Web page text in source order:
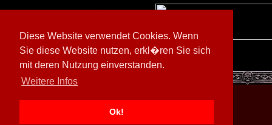
Diese Website verwendet Cookies. Wenn
Sie diese Website nutzen, erkl�ren Sie sich
mit deren Nutzung einverstanden.
Weitere Infos
Ok!
[ 600026/M3]